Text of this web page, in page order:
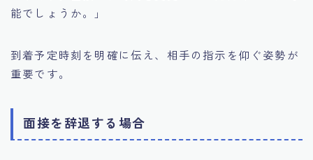
能でしょうか。」
到着予定時刻を明確に伝え、相手の指示を仰ぐ姿勢が
重要です。
面接を辞退する場合